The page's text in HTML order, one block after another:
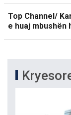
Top Channel/
e huaj